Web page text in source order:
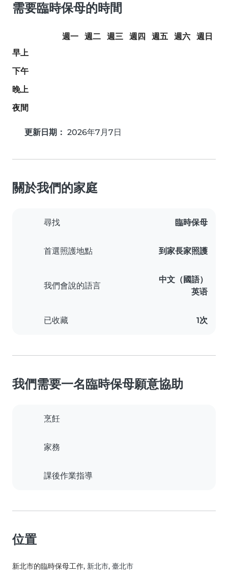
需要臨時保母的時間
週一 週二 週三 週四 週五 週六
週日
早上
下午
晚上
夜間
更新日期： 2026年7月7日
關於我們的家庭
尋找 臨時保母
首選照護地點 到家長家照護
我們會說的語言
中文（國語）
英语
已收藏 1次
我們需要一名臨時保母願意協助
烹飪
家務
課後作業指導
位置
新北市的臨時保母工作, 新北市, 臺北市